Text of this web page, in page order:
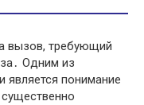
вызов, требующий
Одним из
является понимание